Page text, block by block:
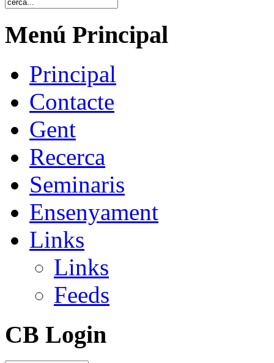
Menú Principal
Principal
Contacte
Gent
Recerca
Seminaris
Ensenyament
Links
Links
Feeds
CB Login